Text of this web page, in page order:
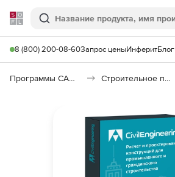
Softline
Поиск
8 (800) 200-08-60Запрос ценыИнферитБлог
Программы САПР и ГИС Строительное программное обеспечение